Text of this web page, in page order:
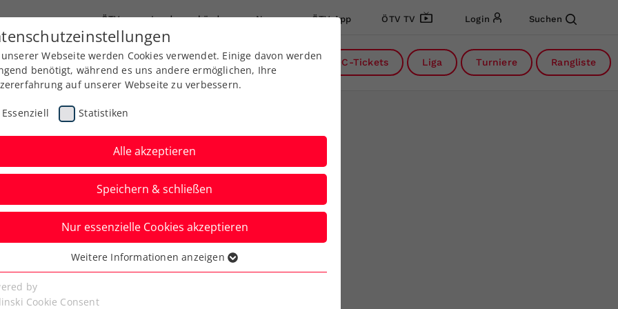
ÖTV Landesverbände News ÖTV App ÖTV TV Login Suchen
Ausbildung Services Über uns Kreise DC-Tickets Liga Turniere Rangliste
noch einfacher: Das
App
Webseite werden Cookies verwendet. Einige davon werden
benötigt, während es uns andere ermöglichen, Ihre
auf unserer Webseite zu verbessern.
Essenziell Statistiken
Alle akzeptieren
Speichern & schließen
Nur essenzielle Cookies akzeptieren
Cookies werden für grundlegende Funktionen der
benötigt. Dadurch ist gewährleistet, dass die Webseite
Weitere Informationen anzeigen
by
Cookie Consent